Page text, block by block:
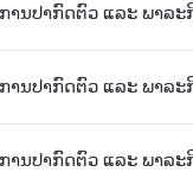
ານປາກົດຕົວ ແລະ ພາລ
ານປາກົດຕົວ ແລະ ພາລ
ານປາກົດຕົວ ແລະ ພາລ